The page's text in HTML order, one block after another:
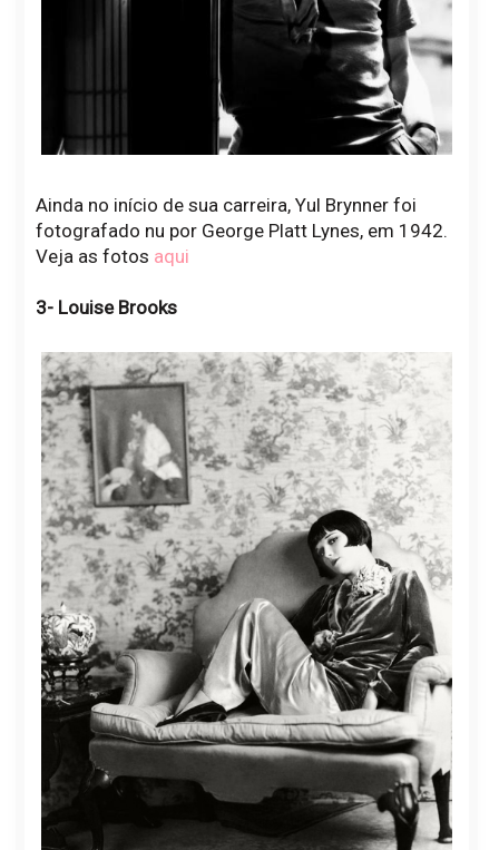
Ainda no início de sua carreira, Yul Brynner foi
fotografado nu por George Platt Lynes, em 1942.
Veja as fotos aqui
3- Louise Brooks